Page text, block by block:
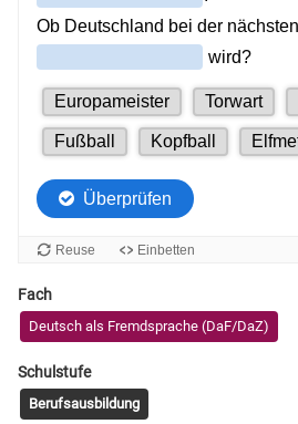
Fach
Deutsch als Fremdsprache (DaF/DaZ)
Schulstufe
Berufsausbildung